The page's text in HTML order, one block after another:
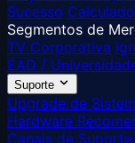
Sucesso
Segmentos de
TV Corporativa
EAD /
Suporte
Upgrade de
Hardware
Canais de Suporte